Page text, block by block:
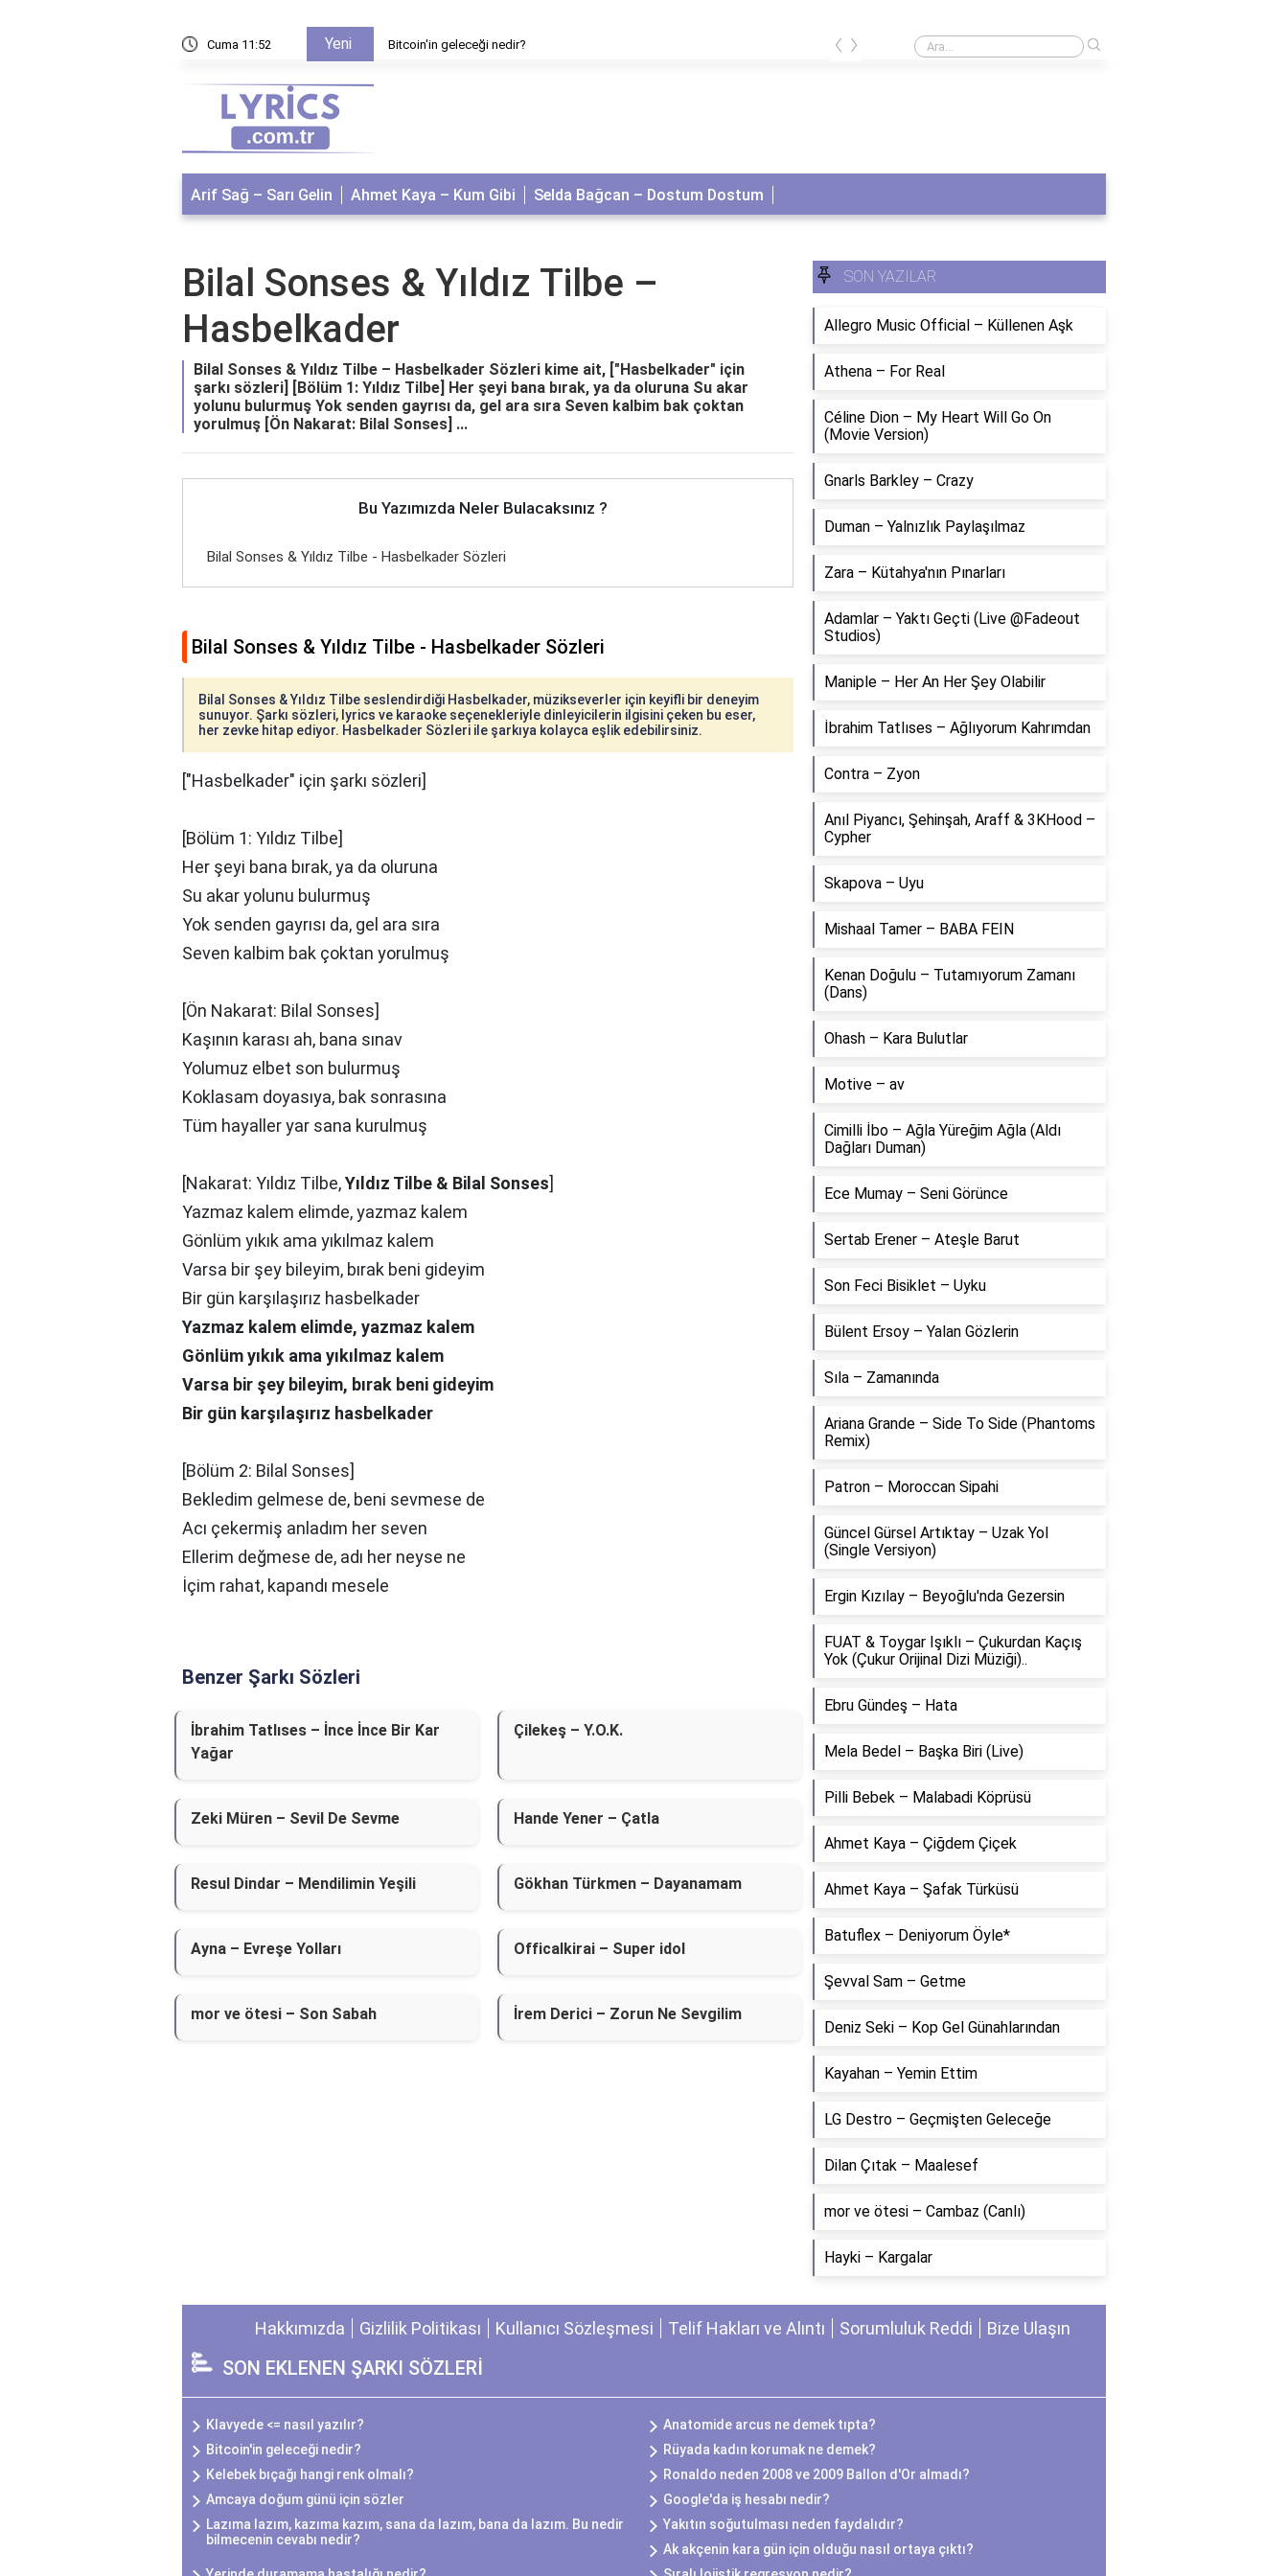
Cuma 11:52 Yeni Bitcoin'in geleceği nedir? Bitcoin'in geleceği nedir?
‹ ›
Arif Sağ – Sarı Gelin Ahmet Kaya – Kum Gibi Selda Bağcan – Dostum Dostum
Bilal Sonses & Yıldız Tilbe –
Hasbelkader
Bilal Sonses & Yıldız Tilbe – Hasbelkader Sözleri kime ait, ["Hasbelkader" için
şarkı sözleri] [Bölüm 1: Yıldız Tilbe] Her şeyi bana bırak, ya da oluruna Su akar
yolunu bulurmuş Yok senden gayrısı da, gel ara sıra Seven kalbim bak çoktan
yorulmuş [Ön Nakarat: Bilal Sonses] ...
Bu Yazımızda Neler Bulacaksınız ?
Bilal Sonses & Yıldız Tilbe - Hasbelkader Sözleri
Bilal Sonses & Yıldız Tilbe - Hasbelkader Sözleri
Bilal Sonses & Yıldız Tilbe seslendirdiği Hasbelkader, müzikseverler için keyifli bir deneyim
sunuyor. Şarkı sözleri, lyrics ve karaoke seçenekleriyle dinleyicilerin ilgisini çeken bu eser,
her zevke hitap ediyor. Hasbelkader Sözleri ile şarkıya kolayca eşlik edebilirsiniz.
["Hasbelkader" için şarkı sözleri]
[Bölüm 1: Yıldız Tilbe]
Her şeyi bana bırak, ya da oluruna
Su akar yolunu bulurmuş
Yok senden gayrısı da, gel ara sıra
Seven kalbim bak çoktan yorulmuş
[Ön Nakarat: Bilal Sonses]
Kaşının karası ah, bana sınav
Yolumuz elbet son bulurmuş
Koklasam doyasıya, bak sonrasına
Tüm hayaller yar sana kurulmuş
[Nakarat: Yıldız Tilbe,Yıldız Tilbe & Bilal Sonses]
Yazmaz kalem elimde, yazmaz kalem
Gönlüm yıkık ama yıkılmaz kalem
Varsa bir şey bileyim, bırak beni gideyim
Bir gün karşılaşırız hasbelkader
Yazmaz kalem elimde, yazmaz kalem
Gönlüm yıkık ama yıkılmaz kalem
Varsa bir şey bileyim, bırak beni gideyim
Bir gün karşılaşırız hasbelkader
[Bölüm 2: Bilal Sonses]
Bekledim gelmese de, beni sevmese dе
Acı çekermiş anladım her sеven
Ellerim değmese de, adı her neyse ne
İçim rahat, kapandı mesele
Benzer Şarkı Sözleri
İbrahim Tatlıses – İnce İnce Bir Kar
Yağar
Çilekeş – Y.O.K.
Zeki Müren – Sevil De Sevme Hande Yener – Çatla
Resul Dindar – Mendilimin Yeşili Gökhan Türkmen – Dayanamam
Ayna – Evreşe Yolları Officalkirai – Super idol
​mor ve ötesi – Son Sabah İrem Derici – Zorun Ne Sevgilim
SON YAZILAR
Allegro Music Official – Küllenen Aşk
Athena – For Real
Céline Dion – My Heart Will Go On
(Movie Version)
Gnarls Barkley – Crazy
Duman – Yalnızlık Paylaşılmaz
Zara – Kütahya'nın Pınarları
Adamlar – Yaktı Geçti (Live @Fadeout
Studios)
Maniple – Her An Her Şey Olabilir
İbrahim Tatlıses – Ağlıyorum Kahrımdan
Contra – Zyon
Anıl Piyancı, Şehinşah, Araff & 3KHood –
Cypher
Skapova – Uyu
Mishaal Tamer – BABA FEIN
Kenan Doğulu – Tutamıyorum Zamanı
(Dans)
Ohash – Kara Bulutlar
Motive – av
Cimilli İbo – Ağla Yüreğim Ağla (Aldı
Dağları Duman)
Ece Mumay – Seni Görünce
Sertab Erener – Ateşle Barut
Son Feci Bisiklet – Uyku
Bülent Ersoy – Yalan Gözlerin
Sıla – Zamanında
Ariana Grande – Side To Side (Phantoms
Remix)
Patron – Moroccan Sipahi
Güncel Gürsel Artıktay – Uzak Yol
(Single Versiyon)
Ergin Kızılay – Beyoğlu'nda Gezersin
FUAT & Toygar Işıklı – Çukurdan Kaçış
Yok (Çukur Orijinal Dizi Müziği)..
Ebru Gündeş – Hata
Mela Bedel – Başka Biri (Live)
Pilli Bebek – Malabadi Köprüsü
Ahmet Kaya – Çiğdem Çiçek
Ahmet Kaya – Şafak Türküsü
Batuflex – Deniyorum Öyle*
Şevval Sam – Getme
Deniz Seki – Kop Gel Günahlarından
Kayahan – Yemin Ettim
LG Destro – Geçmişten Geleceğe
Dilan Çıtak – Maalesef
​mor ve ötesi – Cambaz (Canlı)
Hayki – Kargalar
Hakkımızda Gizlilik Politikası Kullanıcı Sözleşmesi Telif Hakları ve Alıntı Sorumluluk Reddi Bize Ulaşın
SON EKLENEN ŞARKI SÖZLERİ
Klavyede <= nasıl yazılır?
Anatomide arcus ne demek tıpta?
Bitcoin'in geleceği nedir?
Rüyada kadın korumak ne demek?
Kelebek bıçağı hangi renk olmalı?
Ronaldo neden 2008 ve 2009 Ballon d'Or almadı?
Amcaya doğum günü için sözler
Google'da iş hesabı nedir?
Lazıma lazım, kazıma kazım, sana da lazım, bana da lazım. Bu nedir
bilmecenin cevabı nedir?
Yakıtın soğutulması neden faydalıdır?
Ak akçenin kara gün için olduğu nasıl ortaya çıktı?